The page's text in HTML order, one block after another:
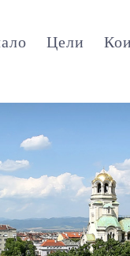
Цели